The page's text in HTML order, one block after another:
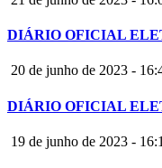
DIÁRIO OFICIAL
20 de junho de 2023 -
DIÁRIO OFICIAL
19 de junho de 2023 -